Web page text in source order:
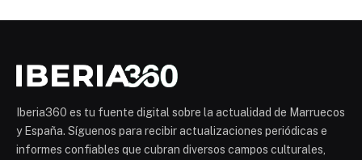
Iberia360 es tu fuente digital sobre la actualidad de Marruecos
y España. Síguenos para recibir actualizaciones periódicas e
informes confiables que cubran diversos campos culturales,